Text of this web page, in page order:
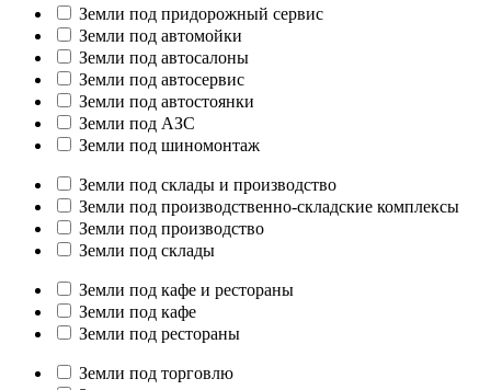
Земли под придорожный сервис
Земли под автомойки
Земли под автосалоны
Земли под автосервис
Земли под автостоянки
Земли под АЗС
Земли под шиномонтаж
Земли под склады и производство
Земли под производственно-складские комплексы
Земли под производство
Земли под склады
Земли под кафе и рестораны
Земли под кафе
Земли под рестораны
Земли под торговлю